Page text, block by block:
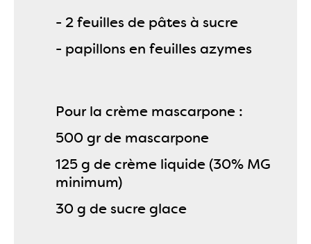
- 2 feuilles de pâtes à sucre
- papillons en feuilles azymes
Pour la crème mascarpone :
500 gr de mascarpone
125 g de crème liquide (30% MG
minimum)
30 g de sucre glace